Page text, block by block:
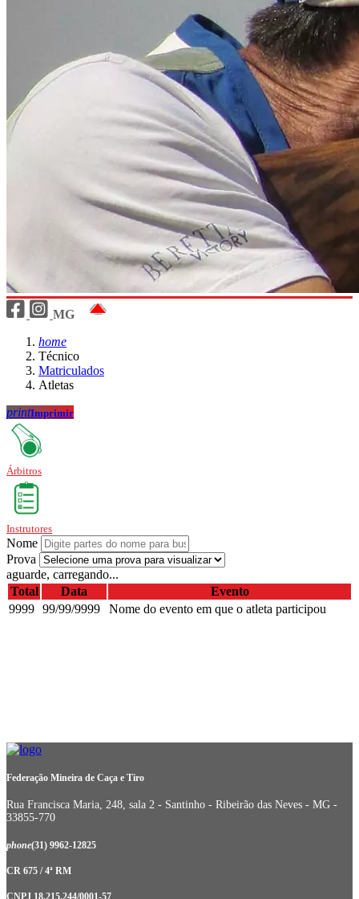
MG
home
Técnico
Matriculados
Atletas
printImprimir
Árbitros
Instrutores
Nome
Prova
aguarde, carregando...
Total
Data
Evento
9999 99/99/9999 Nome do evento em que o atleta participou
Federação Mineira de Caça e Tiro
Rua Francisca Maria, 248, sala 2 - Santinho - Ribeirão das Neves - MG -
33855-770
phone(31) 9962-12825
CR 675 / 4ª RM